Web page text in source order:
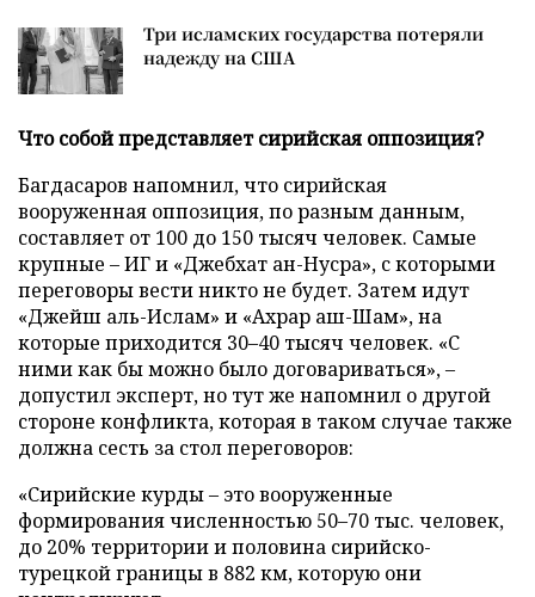
Три исламских государства потеряли
надежду на США
Что собой представляет сирийская оппозиция?
Багдасаров напомнил, что сирийская
вооруженная оппозиция, по разным данным,
составляет от 100 до 150 тысяч человек. Самые
крупные – ИГ и «Джебхат ан-Нусра», с которыми
переговоры вести никто не будет. Затем идут
«Джейш аль-Ислам» и «Ахрар аш-Шам», на
которые приходится 30–40 тысяч человек. «С
ними как бы можно было договариваться», –
допустил эксперт, но тут же напомнил о другой
стороне конфликта, которая в таком случае также
должна сесть за стол переговоров:
«Сирийские курды – это вооруженные
формирования численностью 50–70 тыс. человек,
до 20% территории и половина сирийско-
турецкой границы в 882 км, которую они